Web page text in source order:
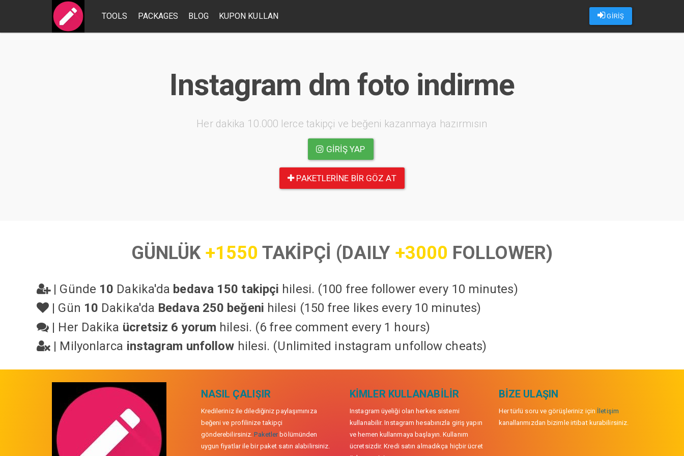
GİRİŞ
TOOLS PACKAGES BLOG KUPON KULLAN
Instagram dm foto indirme
Her dakika 10.000 lerce takipçi ve beğeni kazanmaya hazırmısın
GIRIŞ YAP
PAKETLERINE BIR GÖZ AT
GÜNLÜK +1550 TAKİPÇİ (DAILY +3000 FOLLOWER)
| Günde 10 Dakika'da bedava 150 takipçi hilesi. (100 free follower every 10 minutes)
| Gün 10 Dakika'da Bedava 250 beğeni hilesi (150 free likes every 10 minutes)
| Her Dakika ücretsiz 6 yorum hilesi. (6 free comment every 1 hours)
| Milyonlarca instagram unfollow hilesi. (Unlimited instagram unfollow cheats)
NASIL ÇALIŞIR
Kredileriniz ile dilediğiniz paylaşımınıza
beğeni ve profilinize takipçi
gönderebilirsiniz.Paketlerbölümünden
uygun fiyatlar ile bir paket satın alabilirsiniz.
KIMLER KULLANABILIR
Instagram üyeliği olan herkes sistemi
kullanabilir. Instagram hesabınızla giriş yapın
ve hemen kullanmaya başlayın. Kullanım
ücretsizdir. Kredi satın almadıkça hiçbir ücret
BIZE ULAŞIN
Her türlü soru ve görüşleriniz için İletişim
kanallarımızdan bizimle irtibat kurabilirsiniz.